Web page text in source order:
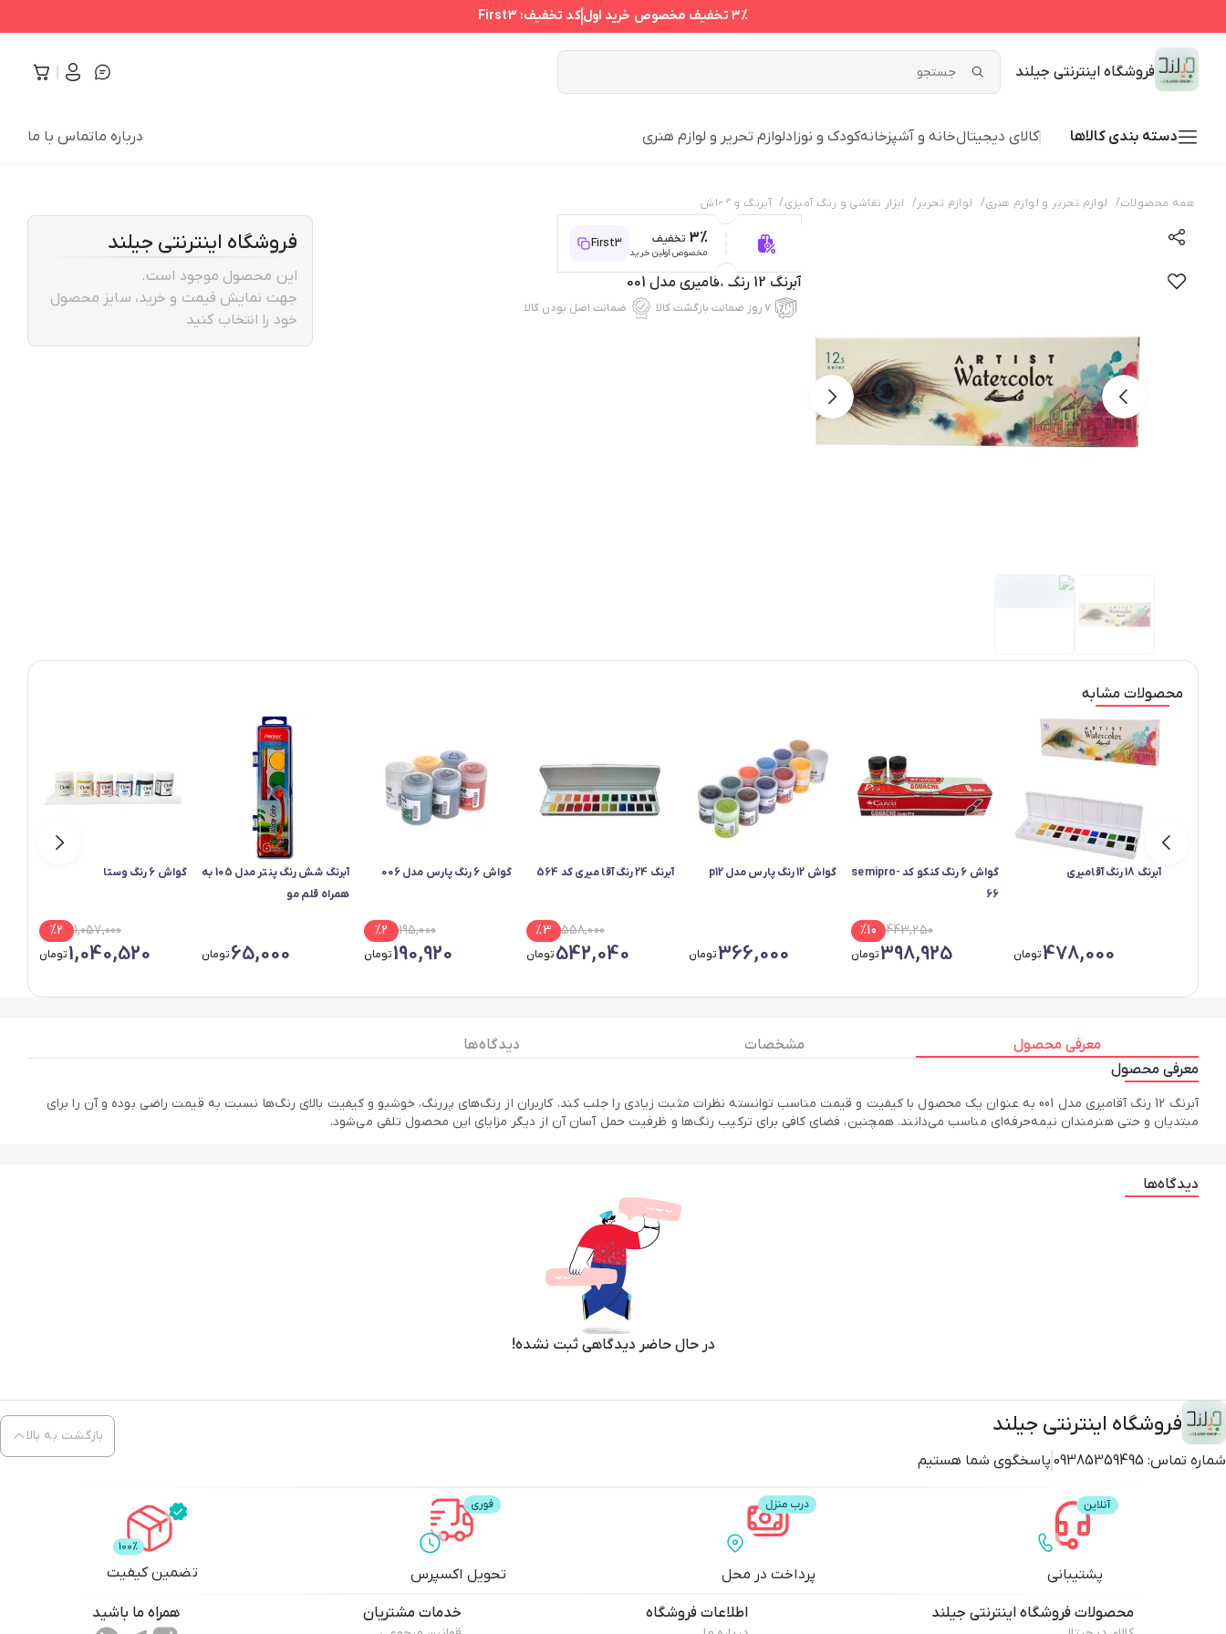
3% تخفیف مخصوص خرید اولکد تخفیف: First3
فروشگاه اینترنتی جیلند
دسته بندی کالاها کالای دیجیتالخانه و آشپزخانهکودک و نوزادلوازم تحریر و لوازم هنری درباره ماتماس با ما
همه محصولات/ لوازم تحریر و لوازم هنری/ لوازم تحریر/ ابزار نقاشی و رنگ آمیزی/ آبرنگ و گواش
3% تخفیف
مخصوص اولین خرید
First3
آبرنگ 12 رنگ آقامیری مدل 001
۷ روز ضمانت بازگشت کالا ضمانت اصل بودن کالا
فروشگاه اینترنتی جیلند
این محصول موجود است.
جهت نمایش قیمت و خرید، سایز محصول
خود را انتخاب کنید
محصولات مشابه
آبرنگ 18 رنگ آقامیری
478,000تومان
گواش 6 رنگ کنکو کد semipro-
66
443,250
%10
398,925تومان
گواش 12 رنگ پارس مدل p12
366,000تومان
آبرنگ 24 رنگ آقا میری کد 564
558,000
%3
542,040تومان
گواش 6 رنگ پارس مدل 006
195,000
%2
190,920تومان
آبرنگ شش رنگ پنتر مدل 105 به
همراه قلم مو
65,000تومان
گواش 6 رنگ وستا
1,057,000
%2
1,040,520تومان
معرفی محصول مشخصات
دیدگاه ها
معرفی محصول
آبرنگ 12 رنگ آقامیری مدل 001 به عنوان یک محصول با کیفیت و قیمت مناسب توانسته نظرات مثبت زیادی را جلب کند. کاربران از رنگ‌های پررنگ، خوشبو و کیفیت بالای رنگ‌ها نسبت به قیمت راضی بوده و آن را برای
مبتدیان و حتی هنرمندان نیمه‌حرفه‌ای مناسب می‌دانند. همچنین، فضای کافی برای ترکیب رنگ‌ها و ظرفیت حمل آسان آن از دیگر مزایای این محصول تلقی می‌شود.
دیدگاه‌ها
در حال حاضر دیدگاهی ثبت نشده!
فروشگاه اینترنتی جیلند
شماره تماس: 09385359495 پاسخگوی شما هستیم
بازگشت به بالا
پشتیبانی پرداخت در محل تحویل اکسپرس تضمین کیفیت
محصولات فروشگاه اینترنتی جیلند اطلاعات فروشگاه خدمات مشتریان همراه ما باشید